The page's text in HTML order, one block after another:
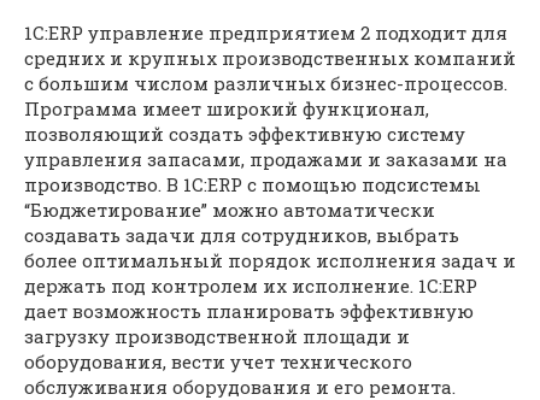
1С:ERP управление предприятием 2 подходит для
средних и крупных производственных компаний
с большим числом различных бизнес-процессов.
Программа имеет широкий функционал,
позволяющий создать эффективную систему
управления запасами, продажами и заказами на
производство. В 1С:ERP с помощью подсистемы
“Бюджетирование” можно автоматически
создавать задачи для сотрудников, выбрать
более оптимальный порядок исполнения задач и
держать под контролем их исполнение. 1C:ERP
дает возможность планировать эффективную
загрузку производственной площади и
оборудования, вести учет технического
обслуживания оборудования и его ремонта.